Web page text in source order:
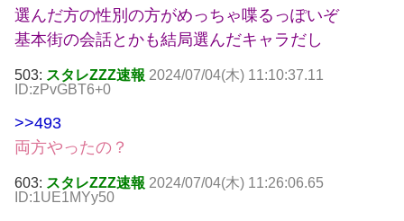
選んだ方の性別の方がめっちゃ喋るっぽいぞ
基本街の会話とかも結局選んだキャラだし
503: スタレZZZ速報 2024/07/04(木) 11:10:37.11
ID:zPvGBT6+0
>>493
両方やったの？
603: スタレZZZ速報 2024/07/04(木) 11:26:06.65
ID:1UE1MYy50